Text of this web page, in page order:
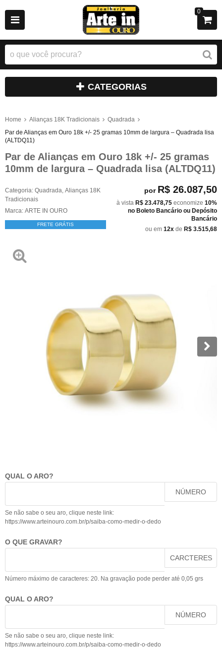
0
CATEGORIAS
Home Alianças 18K Tradicionais
Quadrada
Par de Alianças em Ouro 18k +/- 25 gramas 10mm de largura – Quadrada lisa
(ALTDQ11)
Par de Alianças em Ouro 18k +/- 25 gramas
10mm de largura – Quadrada lisa (ALTDQ11)
Categoria: Quadrada Alianças 18K
Tradicionais
Marca: ARTE IN OURO
FRETE GRÁTIS
por R$ 26.087,50
à vista R$ 23.478,75 economize 10%
no Boleto Bancário ou Depósito
Bancário
ou em 12x de R$ 3.515,68
QUAL O ARO?
NÚMERO
Se não sabe o seu aro, clique neste link:
https://www.arteinouro.com.br/p/saiba-como-medir-o-dedo
O QUE GRAVAR?
CARCTERES
Número máximo de caracteres: 20. Na gravação pode perder até 0,05 grs
QUAL O ARO?
NÚMERO
Se não sabe o seu aro, clique neste link:
https://www.arteinouro.com.br/p/saiba-como-medir-o-dedo